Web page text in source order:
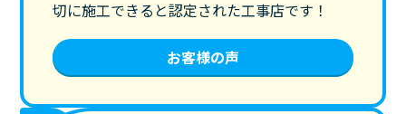
切に施工できると認定された工事店です！
お客様の声